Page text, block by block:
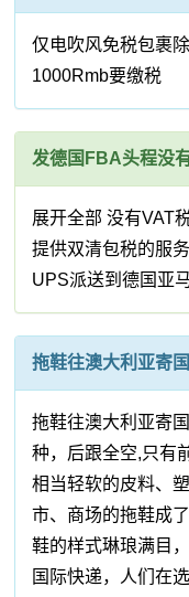
仅电吹风免税包裹
1000Rmb要缴税
发德国FBA头程没
展开全部 没有VAT
提供双清包税的服
UPS派送到德国亚
拖鞋往澳大利亚寄
拖鞋往澳大利亚寄
种，后跟全空,只有
相当轻软的皮料、
市、商场的拖鞋成
鞋的样式琳琅满目
国际快递，人们在